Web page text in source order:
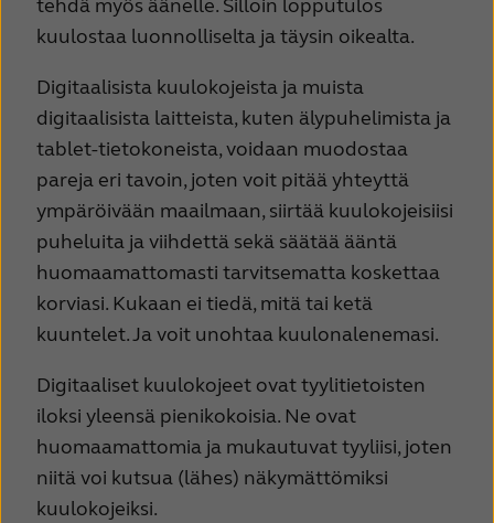
tehdä myös äänelle. Silloin lopputulos
kuulostaa luonnolliselta ja täysin oikealta.
Digitaalisista kuulokojeista ja muista
digitaalisista laitteista, kuten älypuhelimista ja
tablet-tietokoneista, voidaan muodostaa
pareja eri tavoin, joten voit pitää yhteyttä
ympäröivään maailmaan, siirtää kuulokojeisiisi
puheluita ja viihdettä sekä säätää ääntä
huomaamattomasti tarvitsematta koskettaa
korviasi. Kukaan ei tiedä, mitä tai ketä
kuuntelet. Ja voit unohtaa kuulonalenemasi.
Digitaaliset kuulokojeet ovat tyylitietoisten
iloksi yleensä pienikokoisia. Ne ovat
huomaamattomia ja mukautuvat tyyliisi, joten
niitä voi kutsua (lähes) näkymättömiksi
kuulokojeiksi.